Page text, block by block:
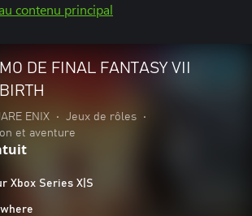
contenu principal
DE FINAL FANTASY VII
ENIX • Jeux de rôles
•
et aventure
Xbox Series X|S